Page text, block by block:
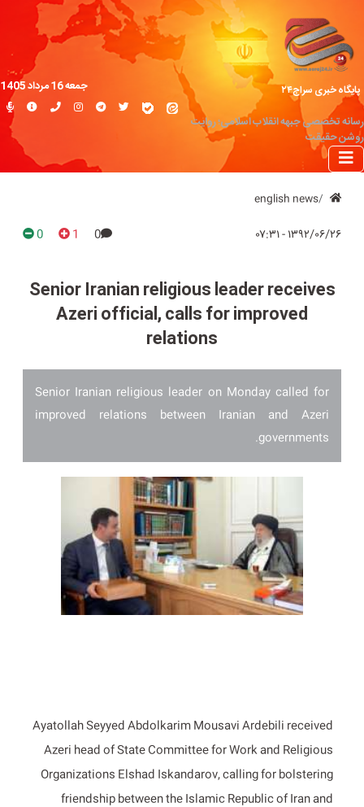
پایگاه خبری سراج۲۴
رسانه تخصصی جبهه انقلاب اسلامی؛ روایت
روشن حقیقت
جمعه 16 مرداد 1405
english news
۱۳۹۲/۰۶/۲۶ - ۰۷:۳۱ 0
1
0
Senior Iranian religious leader receives
Azeri official, calls for improved
relations
Senior Iranian religious leader on Monday called for
improved relations between Iranian and Azeri
governments.
Ayatollah Seyyed Abdolkarim Mousavi Ardebili received
Azeri head of State Committee for Work and Religious
Organizations Elshad Iskandarov, calling for bolstering
friendship between the Islamic Republic of Iran and